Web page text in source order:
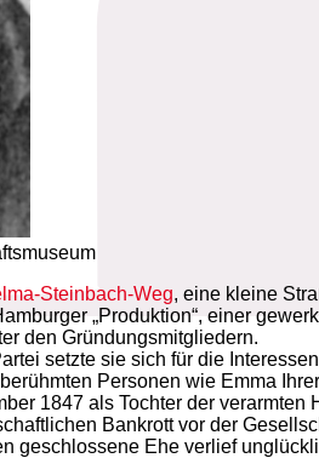
Steinbach-Weg, eine kleine
„Produktion“, einer
den Gründungsmitgliedern.
setzte sie sich für die
Personen wie Emma
1847 als Tochter der
Bankrott vor der
geschlossene Ehe verlief